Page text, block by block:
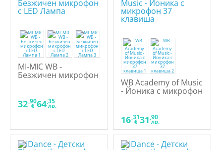
MI-MIC WB -
Безжичен микрофон
32,90
€ 64,35
лв.
WB Academy of Music
- Йоника с микрофон
16,31
€ 31,90
лв.